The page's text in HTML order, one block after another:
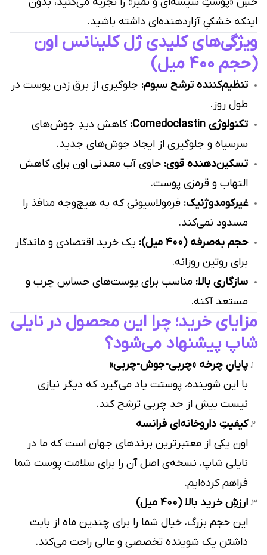
اینکه خشکیِ آزاردهنده‌ای داشته باشید.
ویژگی‌های کلیدی ژل کلینانس اون
(حجم ۴۰۰ میل)
تنظیم‌کننده ترشح سبوم: جلوگیری از برق زدن پوست در
طول روز.
تکنولوژی Comedoclastin:
کاهش دیدِ جوش‌های
سرسیاه و جلوگیری از ایجاد جوش‌های جدید.
تسکین‌دهنده قوی: حاوی آب معدنی اون برای کاهش
التهاب و قرمزی پوست.
غیرکومدوژنیک: فرمولاسیونی که به هیچ‌وجه منافذ را
مسدود نمی‌کند.
حجم به‌صرفه (۴۰۰ میل):
یک خرید اقتصادی و ماندگار
برای روتین روزانه.
سازگاری بالا: مناسب برای پوست‌های حساسِ چرب و
مستعد آکنه.
مزایای خرید؛ چرا این محصول در نایلی
شاپ پیشنهاد می‌شود؟
پایانِ چرخه «چربی-جوش-چربی»
با این شوینده، پوستت یاد می‌گیرد که دیگر نیازی
نیست بیش از حد چربی ترشح کند.
کیفیتِ داروخانه‌ای فرانسه
اون یکی از معتبرترین برندهای جهان است که ما در
نایلی شاپ، نسخه‌ی اصل آن را برای سلامت پوست شما
فراهم کرده‌ایم.
ارزشِ خرید بالا (۴۰۰ میل)
این حجم بزرگ، خیال شما را برای چندین ماه از بابت
داشتن یک شوینده تخصصی و عالی راحت می‌کند.